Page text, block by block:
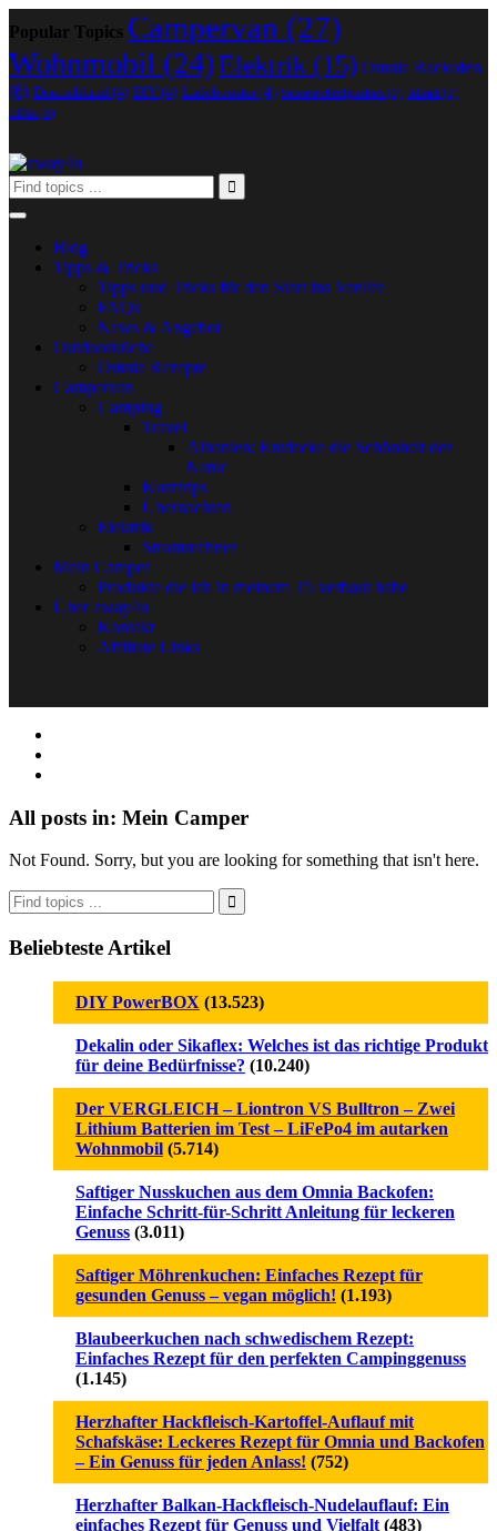
Popular Topics Campervan (27)
Wohnmobil (24)Elektrik (15) Omnia Backofen
(6) Deutschland (4) DIY (4) Ladebooster(4) Sehenswürdigkeiten (3) Allrad (3)
LiMa (3)
Blog
Tipps & Tricks
Tipps und Tricks für den Start ins Vanlife
FAQs
News & Angebot
Outdoorküche
Omnia Rezepte
Campervan
Camping
Travel
Albanien: Entdecke die Schönheit der
Natur
Kurztrips
Übernachten
Elektrik
Stromrechner
Mein Camper
Produkte die ich in meinem T5 verbaut habe
Über away4u
Kontakt
Affiliate Links
All posts in: Mein Camper
Not Found. Sorry, but you are looking for something that isn't here.
Beliebteste Artikel
DIY PowerBOX (13.523)
Dekalin oder Sikaflex: Welches ist das richtige Produkt
für deine Bedürfnisse? (10.240)
Der VERGLEICH – Liontron VS Bulltron – Zwei
Lithium Batterien im Test – LiFePo4 im autarken
Wohnmobil (5.714)
Saftiger Nusskuchen aus dem Omnia Backofen:
Einfache Schritt-für-Schritt Anleitung für leckeren
Genuss (3.011)
Saftiger Möhrenkuchen: Einfaches Rezept für
gesunden Genuss – vegan möglich! (1.193)
Blaubeerkuchen nach schwedischem Rezept:
Einfaches Rezept für den perfekten Campinggenuss
(1.145)
Herzhafter Hackfleisch-Kartoffel-Auflauf mit
Schafskäse: Leckeres Rezept für Omnia und Backofen
– Ein Genuss für jeden Anlass! (752)
Herzhafter Balkan-Hackfleisch-Nudelauflauf: Ein
einfaches Rezept für Genuss und Vielfalt (483)